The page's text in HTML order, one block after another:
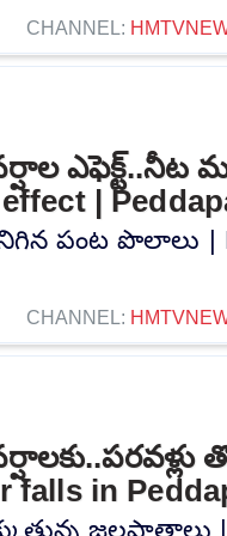
CHANNEL:
ఎఫెక్ట్..నీట
|
పంట పొలాలు |
CHANNEL:
falls in
జలపాతాలు |